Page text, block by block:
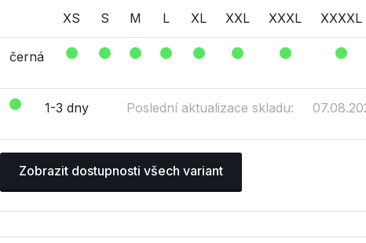
XS S M L XL XXL XXXL XXXXL
černá
1-3 dny Poslední aktualizace skladu:
Zobrazit dostupnosti všech variant